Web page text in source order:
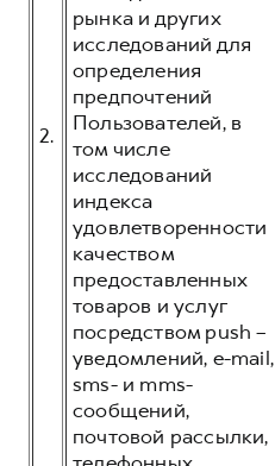
2.
рынка и других
исследований для
определения
предпочтений
Пользователей, в
том числе
исследований
индекса
удовлетворенности
качеством
предоставленных
товаров и услуг
посредством push –
уведомлений, e-mail,
sms- и mms-
сообщений,
почтовой рассылки,